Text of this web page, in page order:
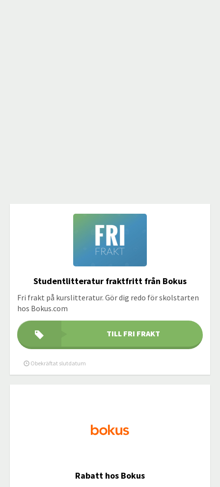
Studentlitteratur fraktfritt från Bokus
Fri frakt på kurslitteratur. Gör dig redo för skolstarten
hos Bokus.com
TILL FRI FRAKT
Obekräftat slutdatum
Rabatt hos Bokus